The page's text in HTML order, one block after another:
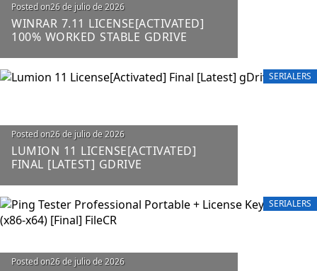
Posted on26 de julio de 2026
WINRAR 7.11 LICENSE[ACTIVATED]
100% WORKED STABLE GDRIVE
SERIALERS
Posted on26 de julio de 2026
LUMION 11 LICENSE[ACTIVATED]
FINAL [LATEST] GDRIVE
SERIALERS
Posted on26 de julio de 2026